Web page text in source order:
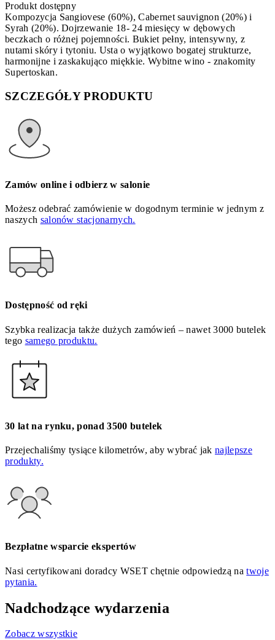
Produkt dostępny
Kompozycja Sangiovese (60%), Cabernet sauvignon (20%) i
Syrah (20%). Dojrzewanie 18- 24 miesięcy w dębowych
beczkach o różnej pojemności. Bukiet pełny, intensywny, z
nutami skóry i tytoniu. Usta o wyjątkowo bogatej strukturze,
harmonijne i zaskakująco miękkie. Wybitne wino - znakomity
Supertoskan.
SZCZEGÓŁY PRODUKTU
Zamów online i odbierz w salonie
Możesz odebrać zamówienie w dogodnym terminie w jednym z
naszych salonów stacjonarnych.
Dostępność od ręki
Szybka realizacja także dużych zamówień – nawet 3000 butelek
tego samego produktu.
30 lat na rynku, ponad 3500 butelek
Przejechaliśmy tysiące kilometrów, aby wybrać jaknajlepsze
produkty.
Bezpłatne wsparcie ekspertów
Nasi certyfikowani doradcy WSET chętnie odpowiedzą natwoje
pytania.
Nadchodzące wydarzenia
Zobacz wszystkie